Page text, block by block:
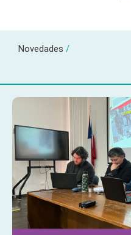
Novedades /